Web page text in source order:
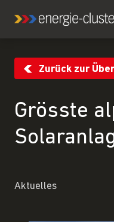
Zurück zur
Grösste
Aktuelles